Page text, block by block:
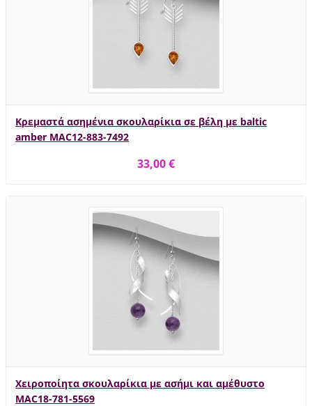
Κρεμαστά ασημένια σκουλαρίκια σε βέλη με baltic
amber MAC12-883-7492
33,00 €
Χειροποίητα σκουλαρίκια με ασήμι και αμέθυστο
MAC18-781-5569